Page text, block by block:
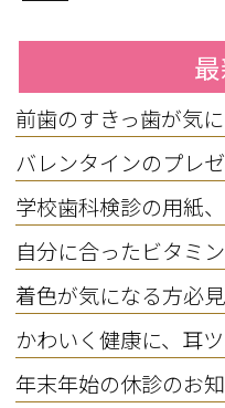
前歯のすきっ歯が気
バレンタインのプレ
学校歯科検診の用紙
自分に合ったビタミ
着色が気になる方必
かわいく健康に、耳
年末年始の休診のお